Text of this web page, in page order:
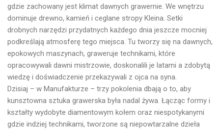
gdzie zachowany jest klimat dawnych grawernie. We wnętrzu
dominuje drewno, kamień i ceglane stropy Kleina. Setki
drobnych narzędzi przydatnych każdego dnia jeszcze mocniej
podkreślają atmosferę tego miejsca. Tu tworzy się na dawnych,
epokowych maszynach, graweruje technikami, które
opracowywali dawni mistrzowie, doskonalili je latami a zdobytą
wiedzę i doświadczenie przekazywali z ojca na syna.
Dzisiaj – w Manufakturze – trzy pokolenia dbają o to, aby
kunsztowna sztuka grawerska była nadal żywa. Łącząc formy i
kształty wydobyte diamentowym kołem oraz niespotykanymi
gdzie indziej technikami, tworzone są niepowtarzalne dzieła